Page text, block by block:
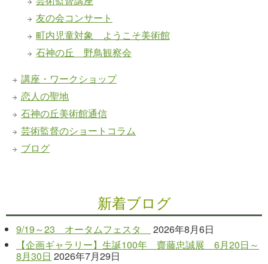
友の会コンサート
町内児童対象 ようこそ美術館
石神の丘 野鳥観察会
講座・ワークショップ
恋人の聖地
石神の丘美術館通信
芸術監督のショートコラム
ブログ
新着ブログ
9/19～23 オータムフェスタ
2026年8月6日
【企画ギャラリー】生誕100年 齋藤忠誠展 6月20日～
8月30日 2026年7月29日